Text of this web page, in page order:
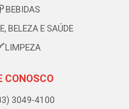
BEBIDAS
BELEZA E SAÚDE
LIMPEZA
CONOSCO
3049-4100